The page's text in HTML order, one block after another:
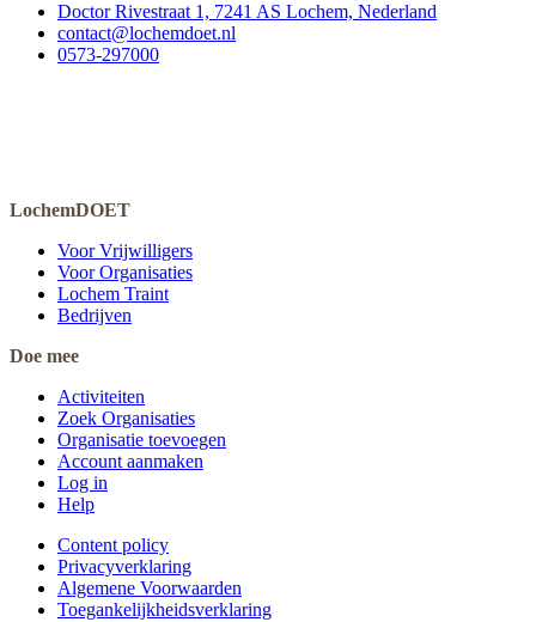
Doctor Rivestraat 1, 7241 AS Lochem, Nederland
contact@lochemdoet.nl
0573-297000
LochemDOET
Voor Vrijwilligers
Voor Organisaties
Lochem Traint
Bedrijven
Doe mee
Activiteiten
Zoek Organisaties
Organisatie toevoegen
Account aanmaken
Log in
Help
Content policy
Privacyverklaring
Algemene Voorwaarden
Toegankelijkheidsverklaring